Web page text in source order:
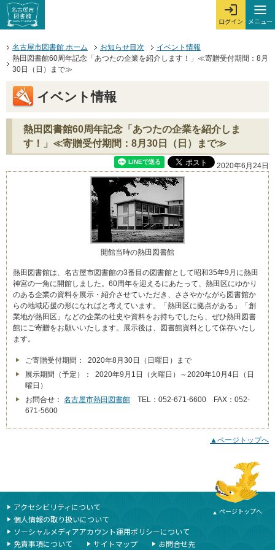
ページの先頭です。
本文へジャンプする。
ここからサイト内共通メニューです。
サイト内共通メニューをスキップする
ログイン
ログインを開
メニュー
メ
サイト内共通メニューここまで。
名古屋市図書館 ホーム
お知らせ目次
イベント情報
熱田図書館60周年記念「あつたの企業を紹介します！」≪寄贈受付期間：8月
30日（日）まで≫
イベント情報
熱田図書館60周年記念「あつたの企業を紹介しま
す！」≪寄贈受付期間：8月30日（日）まで≫
2020年6月24日
開館当時の熱田図書館
熱田図書館は、名古屋市図書館の3番目の図書館として昭和35年9月に熱田
神宮の一角に開館しました。60周年を迎えるにあたって、熱田区にゆかり
のある企業の資料を展示・紹介させていただき、ささやかながら図書館か
らの地域応援の形になればと考えています。「熱田区に拠点がある」「創
業地が熱田区」などの企業の社史や資料をお持ちでしたら、ぜひ熱田図書
館にご寄贈をお願いいたします。展示後は、図書館資料として保存いたし
ます。
ご寄贈受付期間： 2020年8月30日（日曜日）まで
展示期間（予定）： 2020年9月1日（火曜日）～2020年10月4日（日
曜日）
お問合せ： 名古屋市熱田図書館 TEL：052-671-6600 FAX：052-
671-5600
▲ページトップへ
ページトップへ
アクセシビリティについて
個人情報の取り扱いについて
ソーシャルメディアアカウント運用ポリシーについて
免責事項について
サイトマップ お問合せ先